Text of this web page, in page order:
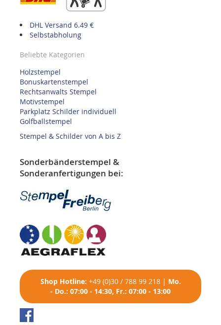
DHL Versand 6.49 €
Selbstabholung
Beliebte Kategorien
Holzstempel
Bonuskartenstempel
Rechtsanwalts Stempel
Motivstempel
Parkplatz Schilder individuell
Golfballstempel
Stempel & Schilder von A bis Z
Sonderbänderstempel &
Sonderanfertigungen bei:
Shop Hotline: +49 (0)30 / 788 99 218| Mo.
- Do.: 07:00 - 14:30, Fr.: 07:00 - 13:00